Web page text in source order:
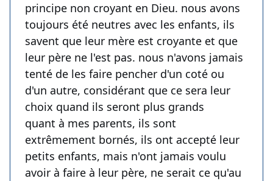
principe non croyant en Dieu. nous avons
toujours été neutres avec les enfants, ils
savent que leur mère est croyante et que
leur père ne l'est pas. nous n'avons jamais
tenté de les faire pencher d'un coté ou
d'un autre, considérant que ce sera leur
choix quand ils seront plus grands
quant à mes parents, ils sont
extrêmement bornés, ils ont accepté leur
petits enfants, mais n'ont jamais voulu
avoir à faire à leur père, ne serait ce qu'au